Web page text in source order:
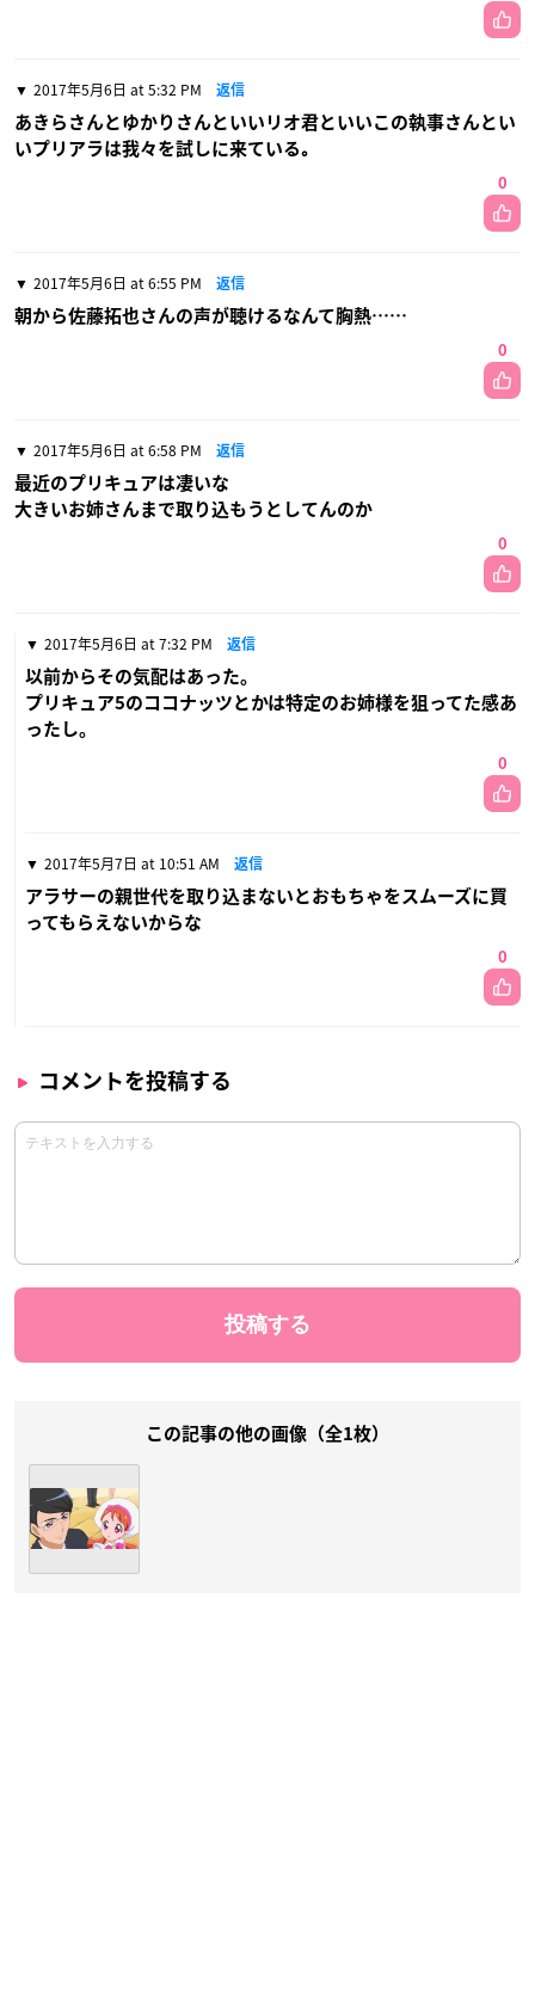
2017年5月6日 at 5:32 PM 返信
あきらさんとゆかりさんといいリオ君といいこの執事さんとい
いプリアラは我々を試しに来ている｡
0
2017年5月6日 at 6:55 PM 返信
朝から佐藤拓也さんの声が聴けるなんて胸熱……
0
2017年5月6日 at 6:58 PM 返信
最近のプリキュアは凄いな
大きいお姉さんまで取り込もうとしてんのか
0
2017年5月6日 at 7:32 PM 返信
以前からその気配はあった。
プリキュア5のココナッツとかは特定のお姉様を狙ってた感あ
ったし。
0
2017年5月7日 at 10:51 AM 返信
アラサーの親世代を取り込まないとおもちゃをスムーズに買
ってもらえないからな
0
コメントを投稿する
この記事の他の画像（全1枚）